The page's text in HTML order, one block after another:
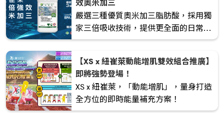
效奧米加三
嚴選三種優質奧米加三脂肪酸，採用獨
家三倍吸收技術，提供更全面的日常營
養補充。專為關注心血管、腦部及整體
補充關鍵營養。
【XS x 紐崔萊動能增肌雙效組合推廣】
即將強勢登場！
XS x 紐崔萊，「動能增肌」，量身打造
全方位的即時能量補充方案！